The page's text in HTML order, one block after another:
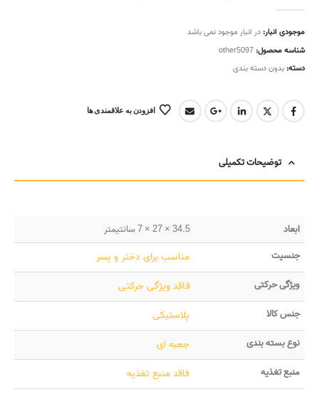
موجودی انبار: در انبار موجود نمی باشد
شناسه محصول: other5097
دسته: بدون دسته بندی
افزودن به علاقمندی ها
توضیحات تکمیلی
ابعاد
34.5 × 27 × 7 سانتیمتر
جنسیت
مناسب برای دختر و پسر
ویژگی حرکتی فاقد ویژگی حرکتی
جنس کالا پلاستیکی
نوع بسته بندی جعبه ای
منبع تغذیه فاقد منبع تغذیه